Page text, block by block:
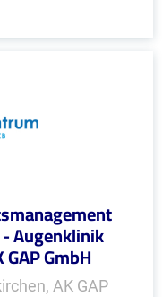
Augenklinik
GmbH
AK GAP